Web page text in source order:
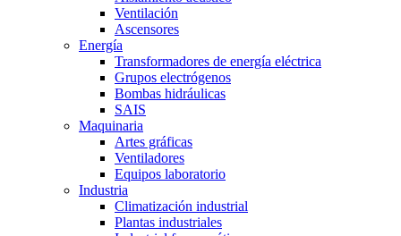
Ventilación
Ascensores
Energía
Transformadores de energía eléctrica
Grupos electrógenos
Bombas hidráulicas
SAIS
Maquinaria
Artes gráficas
Ventiladores
Equipos laboratorio
Industria
Climatización industrial
Plantas industriales